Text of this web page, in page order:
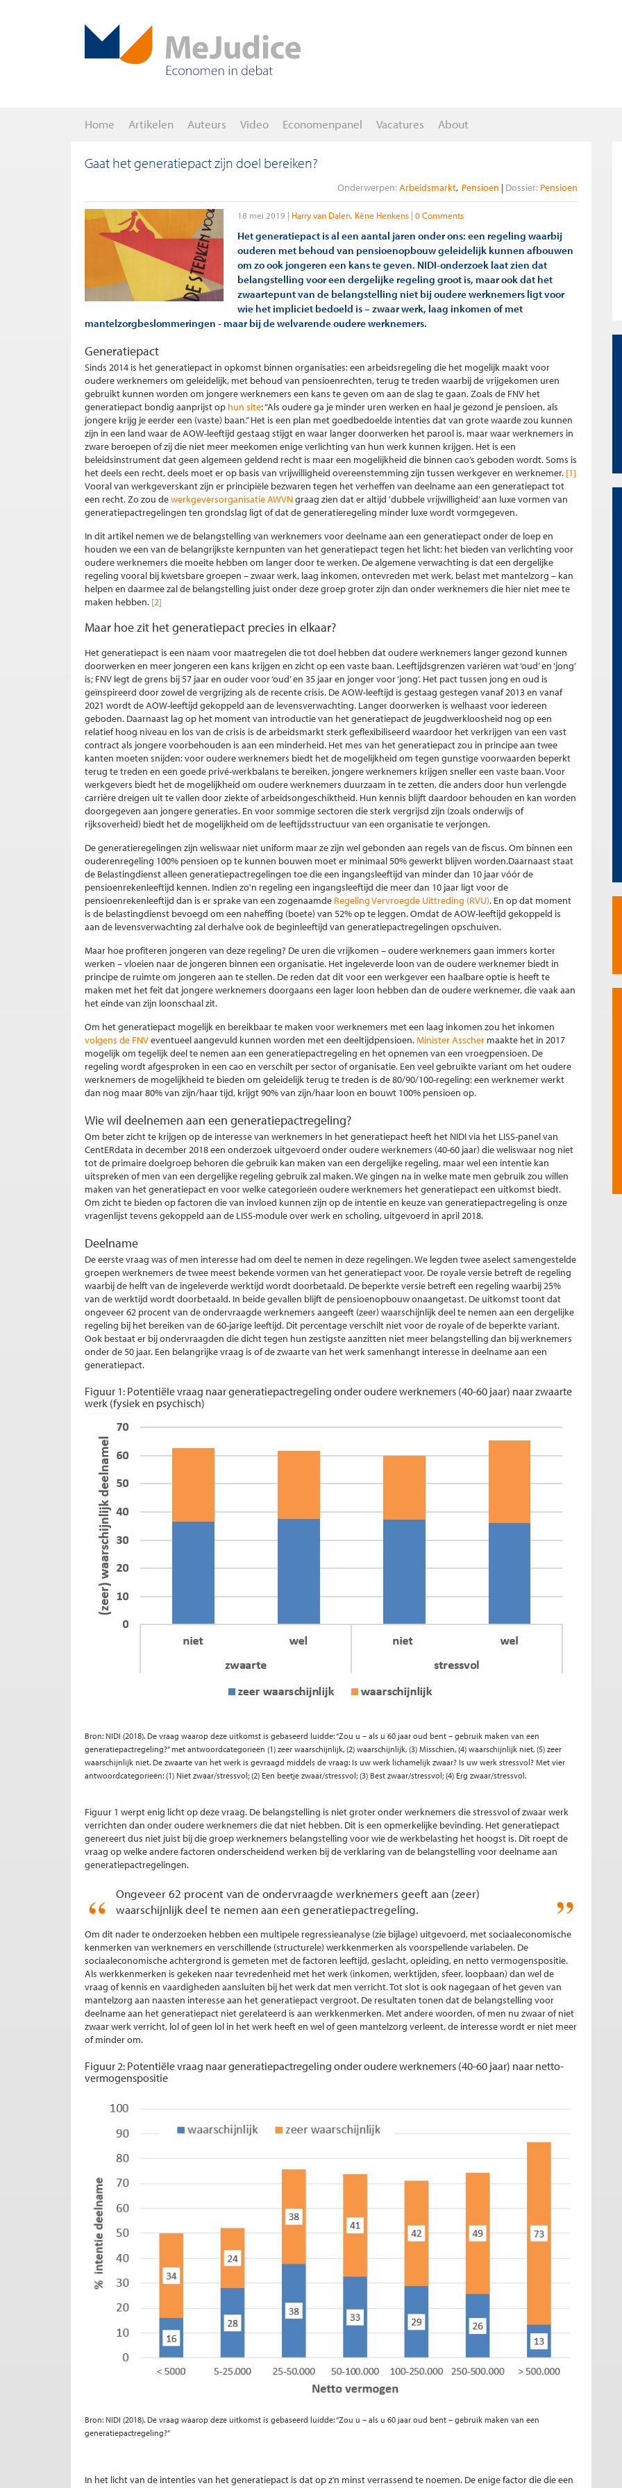
Home Artikelen Auteurs Video Economenpanel Vacatures About
Gaat het generatiepact zijn doel bereiken?
Onderwerpen: Arbeidsmarkt Pensioen Dossier: Pensioen
18 mei 2019 Harry van Dalen Kène Henkens 0 Comments
Het generatiepact is al een aantal jaren onder ons: een regeling waarbij
ouderen met behoud van pensioenopbouw geleidelijk kunnen afbouwen
om zo ook jongeren een kans te geven. NIDI-onderzoek laat zien dat
belangstelling voor een dergelijke regeling groot is, maar ook dat het
zwaartepunt van de belangstelling niet bij oudere werknemers ligt voor
wie het impliciet bedoeld is – zwaar werk, laag inkomen of met
mantelzorgbeslommeringen - maar bij de welvarende oudere werknemers.
Generatiepact
Sinds 2014 is het generatiepact in opkomst binnen organisaties: een arbeidsregeling die het mogelijk maakt voor
oudere werknemers om geleidelijk, met behoud van pensioenrechten, terug te treden waarbij de vrijgekomen uren
gebruikt kunnen worden om jongere werknemers een kans te geven om aan de slag te gaan. Zoals de FNV het
generatiepact bondig aanprijst op hun site: “Als oudere ga je minder uren werken en haal je gezond je pensioen, als
jongere krijg je eerder een (vaste) baan.” Het is een plan met goedbedoelde intenties dat van grote waarde zou kunnen
zijn in een land waar de AOW-leeftijd gestaag stijgt en waar langer doorwerken het parool is, maar waar werknemers in
zware beroepen of zij die niet meer meekomen enige verlichting van hun werk kunnen krijgen. Het is een
beleidsinstrument dat geen algemeen geldend recht is maar een mogelijkheid die binnen cao’s geboden wordt. Soms is
het deels een recht, deels moet er op basis van vrijwilligheid overeenstemming zijn tussen werkgever en werknemer. [1]
Vooral van werkgeverskant zijn er principiële bezwaren tegen het verheffen van deelname aan een generatiepact tot
een recht. Zo zou dewerkgeversorganisatie AWVNgraag zien dat er altijd 'dubbele vrijwilligheid’ aan luxe vormen van
generatiepactregelingen ten grondslag ligt of dat de generatieregeling minder luxe wordt vormgegeven.
In dit artikel nemen we de belangstelling van werknemers voor deelname aan een generatiepact onder de loep en
houden we een van de belangrijkste kernpunten van het generatiepact tegen het licht: het bieden van verlichting voor
oudere werknemers die moeite hebben om langer door te werken. De algemene verwachting is dat een dergelijke
regeling vooral bij kwetsbare groepen – zwaar werk, laag inkomen, ontevreden met werk, belast met mantelzorg – kan
helpen en daarmee zal de belangstelling juist onder deze groep groter zijn dan onder werknemers die hier niet mee te
maken hebben. [2]
Maar hoe zit het generatiepact precies in elkaar?
Het generatiepact is een naam voor maatregelen die tot doel hebben dat oudere werknemers langer gezond kunnen
doorwerken en meer jongeren een kans krijgen en zicht op een vaste baan. Leeftijdsgrenzen variëren wat ‘oud’ en ‘jong’
is; FNV legt de grens bij 57 jaar en ouder voor ‘oud’ en 35 jaar en jonger voor ‘jong’. Het pact tussen jong en oud is
geïnspireerd door zowel de vergrijzing als de recente crisis. De AOW-leeftijd is gestaag gestegen vanaf 2013 en vanaf
2021 wordt de AOW-leeftijd gekoppeld aan de levensverwachting. Langer doorwerken is welhaast voor iedereen
geboden. Daarnaast lag op het moment van introductie van het generatiepact de jeugdwerkloosheid nog op een
relatief hoog niveau en los van de crisis is de arbeidsmarkt sterk geflexibiliseerd waardoor het verkrijgen van een vast
contract als jongere voorbehouden is aan een minderheid. Het mes van het generatiepact zou in principe aan twee
kanten moeten snijden: voor oudere werknemers biedt het de mogelijkheid om tegen gunstige voorwaarden beperkt
terug te treden en een goede privé-werkbalans te bereiken, jongere werknemers krijgen sneller een vaste baan. Voor
werkgevers biedt het de mogelijkheid om oudere werknemers duurzaam in te zetten, die anders door hun verlengde
carrière dreigen uit te vallen door ziekte of arbeidsongeschiktheid. Hun kennis blijft daardoor behouden en kan worden
doorgegeven aan jongere generaties. En voor sommige sectoren die sterk vergrijsd zijn (zoals onderwijs of
rijksoverheid) biedt het de mogelijkheid om de leeftijdsstructuur van een organisatie te verjongen.
De generatieregelingen zijn weliswaar niet uniform maar ze zijn wel gebonden aan regels van de fiscus. Om binnen een
ouderenregeling 100% pensioen op te kunnen bouwen moet er minimaal 50% gewerkt blijven worden.Daarnaast staat
de Belastingdienst alleen generatiepactregelingen toe die een ingangsleeftijd van minder dan 10 jaar vóór de
pensioenrekenleeftijd kennen. Indien zo'n regeling een ingangsleeftijd die meer dan 10 jaar ligt voor de
pensioenrekenleeftijd dan is er sprake van een zogenaamde Regeling Vervroegde Uittreding (RVU). En op dat moment
is de belastingdienst bevoegd om een naheffing (boete) van 52% op te leggen. Omdat de AOW-leeftijd gekoppeld is
aan de levensverwachting zal derhalve ook de beginleeftijd van generatiepactregelingen opschuiven.
Maar hoe profiteren jongeren van deze regeling? De uren die vrijkomen – oudere werknemers gaan immers korter
werken – vloeien naar de jongeren binnen een organisatie. Het ingeleverde loon van de oudere werknemer biedt in
principe de ruimte om jongeren aan te stellen. De reden dat dit voor een werkgever een haalbare optie is heeft te
maken met het feit dat jongere werknemers doorgaans een lager loon hebben dan de oudere werknemer, die vaak aan
het einde van zijn loonschaal zit.
Om het generatiepact mogelijk en bereikbaar te maken voor werknemers met een laag inkomen zou het inkomen
volgens de FNVeventueel aangevuld kunnen worden met een deeltijdpensioen.Minister Asscher maakte het in 2017
mogelijk om tegelijk deel te nemen aan een generatiepactregeling en het opnemen van een vroegpensioen. De
regeling wordt afgesproken in een cao en verschilt per sector of organisatie. Een veel gebruikte variant om het oudere
werknemers de mogelijkheid te bieden om geleidelijk terug te treden is de 80/90/100-regeling: een werknemer werkt
dan nog maar 80% van zijn/haar tijd, krijgt 90% van zijn/haar loon en bouwt 100% pensioen op.
Wie wil deelnemen aan een generatiepactregeling?
Om beter zicht te krijgen op de interesse van werknemers in het generatiepact heeft het NIDI via het LISS-panel van
CentERdata in december 2018 een onderzoek uitgevoerd onder oudere werknemers (40-60 jaar) die weliswaar nog niet
tot de primaire doelgroep behoren die gebruik kan maken van een dergelijke regeling, maar wel een intentie kan
uitspreken of men van een dergelijke regeling gebruik zal maken. We gingen na in welke mate men gebruik zou willen
maken van het generatiepact en voor welke categorieën oudere werknemers het generatiepact een uitkomst biedt.
Om zicht te bieden op factoren die van invloed kunnen zijn op de intentie en keuze van generatiepactregeling is onze
vragenlijst tevens gekoppeld aan de LISS-module over werk en scholing, uitgevoerd in april 2018.
Deelname
De eerste vraag was of men interesse had om deel te nemen in deze regelingen. We legden twee aselect samengestelde
groepen werknemers de twee meest bekende vormen van het generatiepact voor. De royale versie betreft de regeling
waarbij de helft van de ingeleverde werktijd wordt doorbetaald. De beperkte versie betreft een regeling waarbij 25%
van de werktijd wordt doorbetaald. In beide gevallen blijft de pensioenopbouw onaangetast. De uitkomst toont dat
ongeveer 62 procent van de ondervraagde werknemers aangeeft (zeer) waarschijnlijk deel te nemen aan een dergelijke
regeling bij het bereiken van de 60-jarige leeftijd. Dit percentage verschilt niet voor de royale of de beperkte variant.
Ook bestaat er bij ondervraagden die dicht tegen hun zestigste aanzitten niet meer belangstelling dan bij werknemers
onder de 50 jaar. Een belangrijke vraag is of de zwaarte van het werk samenhangt interesse in deelname aan een
generatiepact.
Figuur 1: Potentiële vraag naar generatiepactregeling onder oudere werknemers (40-60 jaar) naar zwaarte
werk (fysiek en psychisch)
Bron: NIDI (2018). De vraag waarop deze uitkomst is gebaseerd luidde: “Zou u – als u 60 jaar oud bent – gebruik maken van een
generatiepactregeling?” met antwoordcategorieën (1) zeer waarschijnlijk, (2) waarschijnlijk, (3) Misschien, (4) waarschijnlijk niet, (5) zeer
waarschijnlijk niet. De zwaarte van het werk is gevraagd middels de vraag: Is uw werk lichamelijk zwaar? Is uw werk stressvol? Met vier
antwoordcategorieën: (1) Niet zwaar/stressvol; (2) Een beetje zwaar/stressvol; (3) Best zwaar/stressvol; (4) Erg zwaar/stressvol.
Figuur 1 werpt enig licht op deze vraag. De belangstelling is niet groter onder werknemers die stressvol of zwaar werk
verrichten dan onder oudere werknemers die dat niet hebben. Dit is een opmerkelijke bevinding. Het generatiepact
genereert dus niet juist bij die groep werknemers belangstelling voor wie de werkbelasting het hoogst is. Dit roept de
vraag op welke andere factoren onderscheidend werken bij de verklaring van de belangstelling voor deelname aan
generatiepactregelingen.
Ongeveer 62 procent van de ondervraagde werknemers geeft aan (zeer)
waarschijnlijk deel te nemen aan een generatiepactregeling.
Om dit nader te onderzoeken hebben een multipele regressieanalyse (zie bijlage) uitgevoerd, met sociaaleconomische
kenmerken van werknemers en verschillende (structurele) werkkenmerken als voorspellende variabelen. De
sociaaleconomische achtergrond is gemeten met de factoren leeftijd, geslacht, opleiding, en netto vermogenspositie.
Als werkkenmerken is gekeken naar tevredenheid met het werk (inkomen, werktijden, sfeer, loopbaan) dan wel de
vraag of kennis en vaardigheden aansluiten bij het werk dat men verricht. Tot slot is ook nagegaan of het geven van
mantelzorg aan naasten interesse aan het generatiepact vergroot. De resultaten tonen dat de belangstelling voor
deelname aan het generatiepact niet gerelateerd is aan werkkenmerken. Met andere woorden, of men nu zwaar of niet
zwaar werk verricht, lol of geen lol in het werk heeft en wel of geen mantelzorg verleent, de interesse wordt er niet meer
of minder om.
Figuur 2: Potentiële vraag naar generatiepactregeling onder oudere werknemers (40-60 jaar) naar netto-
vermogenspositie
Bron: NIDI (2018). De vraag waarop deze uitkomst is gebaseerd luidde: “Zou u – als u 60 jaar oud bent – gebruik maken van een
generatiepactregeling?”
In het licht van de intenties van het generatiepact is dat op z’n minst verrassend te noemen. De enige factor die die een